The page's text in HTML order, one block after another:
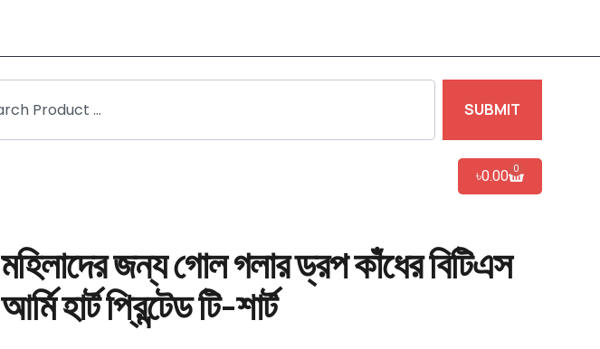
SUBMIT
৳0.00 0
মহিলাদের জন্য গোল গলার ড্রপ কাঁধের বিটিএস
আর্মি হার্ট প্রিন্টেড টি-শার্ট